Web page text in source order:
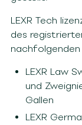
LEXR Tech
des
nachfolgenden
LEXR Law
und
Gallen
LEXR